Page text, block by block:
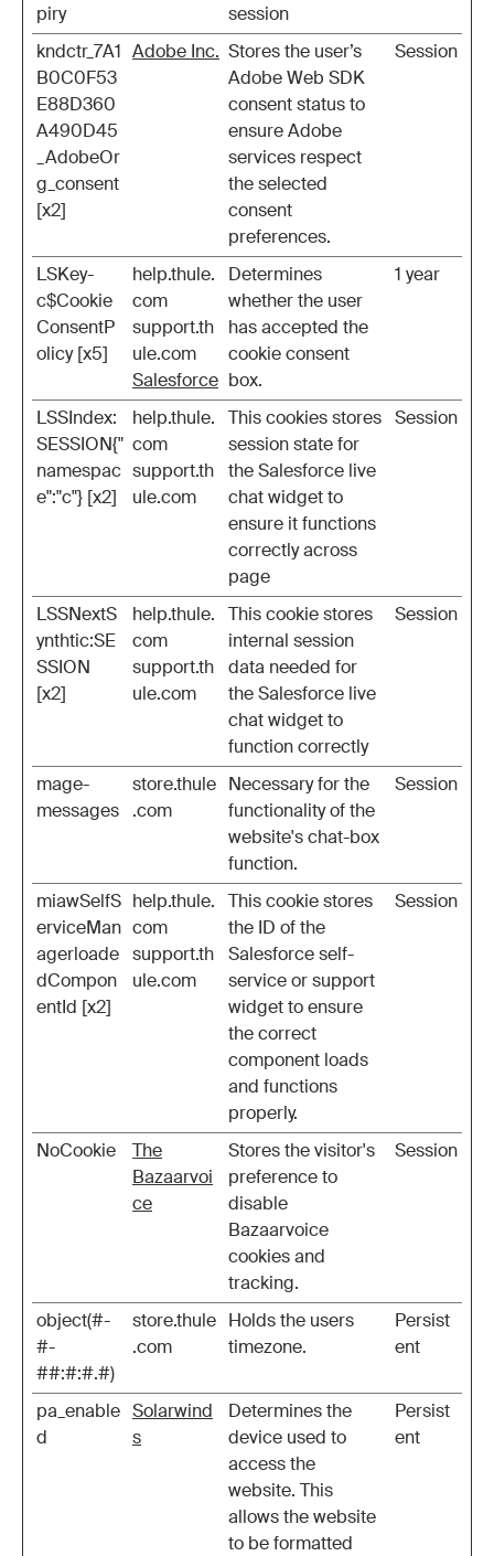
piry
session
kndctr_7A1
B0C0F53
E88D360
A490D45
_AdobeOr
g_consent
[x2]
Adobe Inc. Stores the user’s
Adobe Web SDK
consent status to
ensure Adobe
services respect
the selected
consent
preferences.
Session
LSKey-
c$Cookie
ConsentP
olicy [x5]
help.thule.
com
support.th
ule.com
Salesforce
Determines
whether the user
has accepted the
cookie consent
box.
1 year
LSSIndex:
SESSION{"
namespac
e":"c"} [x2]
help.thule.
com
support.th
ule.com
This cookies stores
session state for
the Salesforce live
chat widget to
ensure it functions
correctly across
page
Session
LSSNextS
ynthtic:SE
SSION
[x2]
help.thule.
com
support.th
ule.com
This cookie stores
internal session
data needed for
the Salesforce live
chat widget to
function correctly
Session
mage-
messages
store.thule
.com
Necessary for the
functionality of the
website's chat-box
function.
Session
miawSelfS
erviceMan
agerloade
dCompon
entId [x2]
help.thule.
com
support.th
ule.com
This cookie stores
the ID of the
Salesforce self-
service or support
widget to ensure
the correct
component loads
and functions
properly.
Session
NoCookie
The
Bazaarvoi
ce
Stores the visitor's
preference to
disable
Bazaarvoice
cookies and
tracking.
Session
object(#-
#-
##:#:#.#)
store.thule
.com
Holds the users
timezone.
Persist
ent
pa_enable
d
Solarwind
s
Determines the
device used to
access the
website. This
allows the website
to be formatted
Persist
ent